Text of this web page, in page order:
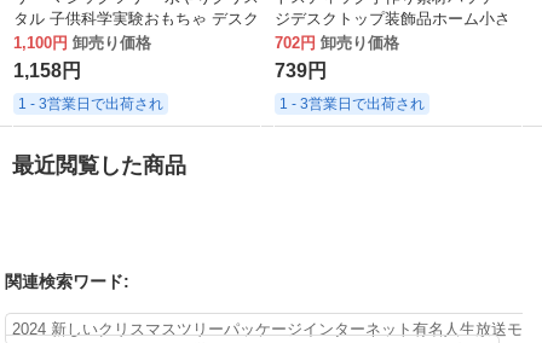
タル 子供科学実験おもちゃ デスク
トップ
1,100円 卸売り価格
1,158円
1 - 3営業日で出荷され
ジデスクトップ装飾品ホーム小さ
なギフトクリスマス装飾
702円 卸売り価格
739円
1 - 3営業日で出荷され
最近閲覧した商品
関連検索ワード:
2024 新しいクリスマスツリーパッケージインターネット有名人生放送モ